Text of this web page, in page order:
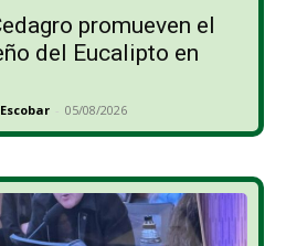
promueven el
del Eucalipto en
- 05/08/2026